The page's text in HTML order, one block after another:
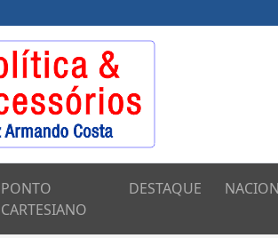
PONTO
CARTESIANO
DESTAQUE